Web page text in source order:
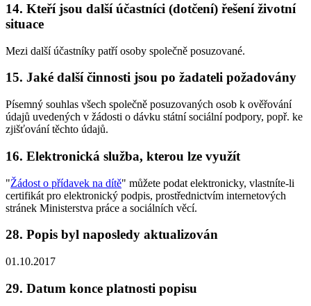
14. Kteří jsou další účastníci (dotčení) řešení životní
situace
Mezi další účastníky patří osoby společně posuzované.
15. Jaké další činnosti jsou po žadateli požadovány
Písemný souhlas všech společně posuzovaných osob k ověřování
údajů uvedených v žádosti o dávku státní sociální podpory, popř. ke
zjišťování těchto údajů.
16. Elektronická služba, kterou lze využít
"Žádost o přídavek na dítě" můžete podat elektronicky, vlastníte-li
certifikát pro elektronický podpis, prostřednictvím internetových
stránek Ministerstva práce a sociálních věcí.
28. Popis byl naposledy aktualizován
01.10.2017
29. Datum konce platnosti popisu